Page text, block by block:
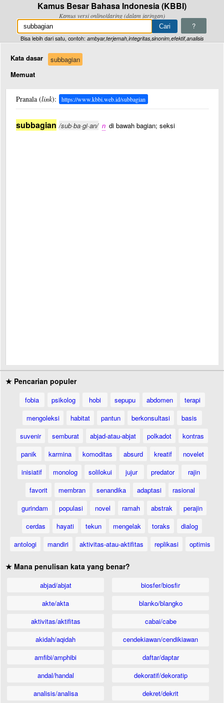
Kamus Besar Bahasa Indonesia (KBBI)
Kamus versi online/daring (dalam jaringan)
?
Bisa lebih dari satu, contoh: ambyar,terjemah,integritas,sinonim,efektif,analisis
Kata dasar
subbagian
Memuat
Pranala (link): https://www.kbbi.web.id/subbagian
subbagian /sub·ba·gi·an/ n di bawah bagian; seksi
★ Pencarian populer
fobia psikolog hobi sepupu abdomen
terapi
mengoleksi
habitat pantun berkonsultasi
basis
suvenir
semburat abjad-atau-abjat polkadot
kontras
panik
karmina komoditas absurd kreatif
novelet
inisiatif
monolog solilokui jujur predator
rajin
favorit
membran senandika adaptasi
rasional
gurindam
populasi novel ramah abstrak
perajin
cerdas
hayati tekun mengelak toraks
dialog
antologi
mandiri aktivitas-atau-aktifitas replikasi optimis
★ Mana penulisan kata yang benar?
abjad/abjat
akte/akta
aktivitas/aktifitas
akidah/aqidah
amfibi/amphibi
andal/handal
analisis/analisa
biosfer/biosfir
blanko/blangko
cabai/cabe
cendekiawan/cendikiawan
daftar/daptar
dekoratif/dekoratip
dekret/dekrit